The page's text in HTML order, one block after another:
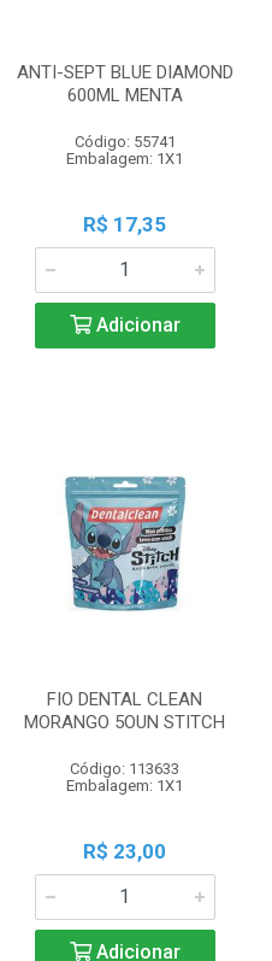
ANTI-SEPT BLUE DIAMOND
600ML MENTA
Código: 55741
Embalagem: 1X1
R$ 17,35
Adicionar
FIO DENTAL CLEAN
MORANGO 5OUN STITCH
Código: 113633
Embalagem: 1X1
R$ 23,00
Adicionar